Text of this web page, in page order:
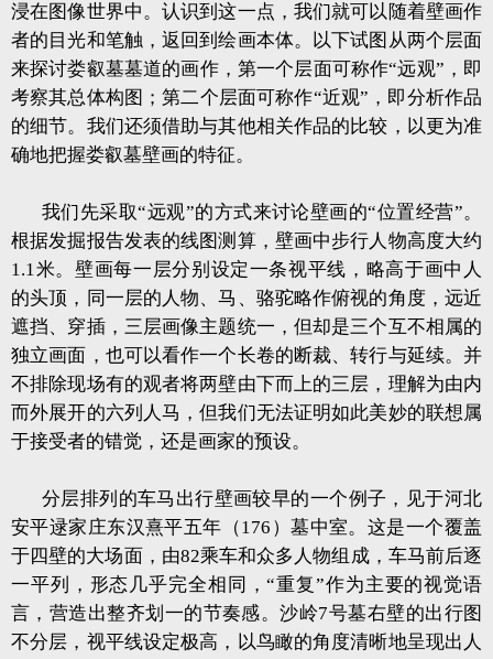
浸在图像世界中。认识到这一点，我们就可以随着壁画作
者的目光和笔触，返回到绘画本体。以下试图从两个层面
来探讨娄叡墓墓道的画作，第一个层面可称作“远观”，即
考察其总体构图；第二个层面可称作“近观”，即分析作品
的细节。我们还须借助与其他相关作品的比较，以更为准
确地把握娄叡墓壁画的特征。
我们先采取“远观”的方式来讨论壁画的“位置经营”。
根据发掘报告发表的线图测算，壁画中步行人物高度大约
1.1米。壁画每一层分别设定一条视平线，略高于画中人
的头顶，同一层的人物、马、骆驼略作俯视的角度，远近
遮挡、穿插，三层画像主题统一，但却是三个互不相属的
独立画面，也可以看作一个长卷的断裁、转行与延续。并
不排除现场有的观者将两壁由下而上的三层，理解为由内
而外展开的六列人马，但我们无法证明如此美妙的联想属
于接受者的错觉，还是画家的预设。
分层排列的车马出行壁画较早的一个例子，见于河北
安平逯家庄东汉熹平五年（176）墓中室。这是一个覆盖
于四壁的大场面，由82乘车和众多人物组成，车马前后逐
一平列，形态几乎完全相同，“重复”作为主要的视觉语
言，营造出整齐划一的节奏感。沙岭7号墓右壁的出行图
不分层，视平线设定极高，以鸟瞰的角度清晰地呈现出人